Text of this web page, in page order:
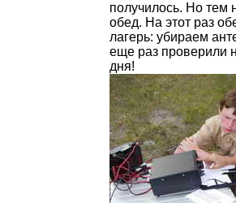
получилось. Но тем
обед. На этот раз
лагерь: убираем
еще раз проверили
дня!